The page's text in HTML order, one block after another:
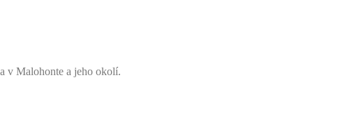
v Malohonte a jeho okolí.